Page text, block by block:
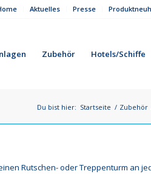
Aktuelles Presse
Zubehör Hotels/Schiffe
Du bist hier: Startseite / Zubehör
Rutschen- oder Treppenturm an